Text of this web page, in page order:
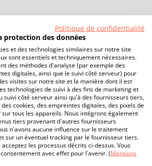
Politique de confidentialité
protection des données
et des technologies similaires sur notre site
sont essentiels et techniquement nécessaires.
des méthodes d'analyse (par exemple des
digitales, ainsi que le suivi côté serveur) pour
visites sur notre site et la manière dont il est
technologies de suivi à des fins de marketing et
suivi côté serveur ainsi qu'à des fournisseurs tiers,
cookies, des empreintes digitales, des pixels de
sur tous les appareils. Nous intégrons également
tiers provenant d'autres fournisseurs
n'avons aucune influence sur le traitement
sur un éventuel tracking par le fournisseur tiers.
les processus décrits ci-dessus. Vous
avec effet pour l'avenir. (Mentions